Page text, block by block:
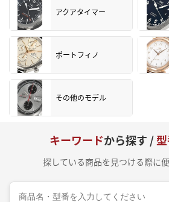
アクアタイマー
ポートフィノ
その他のモデル
キーワードから探す /
探している商品を見つける際に便